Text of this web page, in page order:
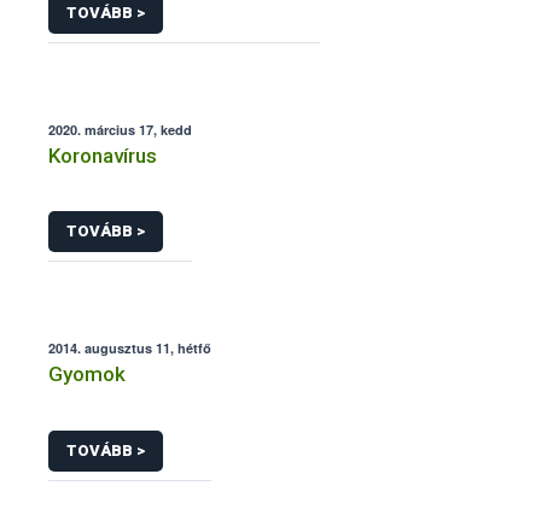
TOVÁBB >
2020. március 17, kedd
Koronavírus
TOVÁBB >
2014. augusztus 11, hétfő
Gyomok
TOVÁBB >